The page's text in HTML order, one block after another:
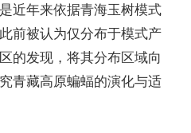
年来依据青海玉树模式
前被认为仅分布于模式产
的发现，将其分布区域向
青藏高原蝙蝠的演化与适